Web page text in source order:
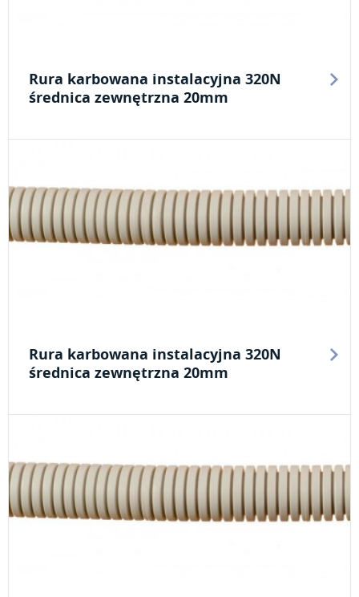
Rura karbowana instalacyjna 320N
średnica zewnętrzna 20mm
Rura karbowana instalacyjna 320N
średnica zewnętrzna 20mm